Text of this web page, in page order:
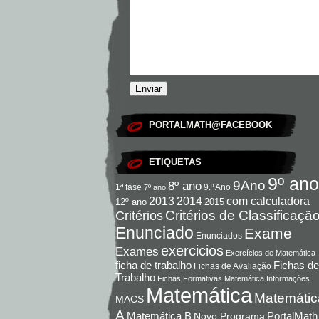
PORTALMATH@FACEBOOK
ETIQUETAS
1ª fase 7º ano 8º ano 9.º Ano 9Ano 9º ano
12º ano 2013 2014 2015 com calculadora
Critérios Critérios de
Enunciado Enunciados Exame
Exames exercicios Exercícios de Matemática
ficha de trabalho Fichas de Avaliação Fichas de
Trabalho Fichas Formativas Matemática Informações
MACS Matemática
A Matemática B Novo Programa PortalMath